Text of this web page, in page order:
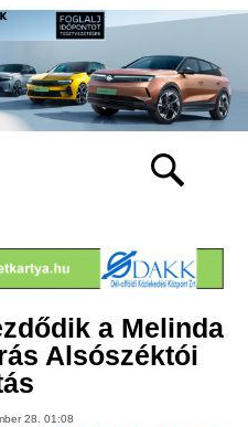
a Melinda
Alsószéktói
28. 01:08